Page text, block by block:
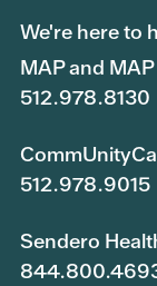
We're here to
MAP and
512.978.8130
512.978.9015
Sendero